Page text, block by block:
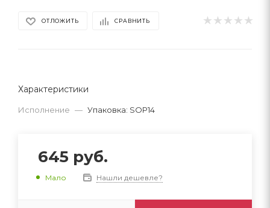
ОТЛОЖИТЬ СРАВНИТЬ
Характеристики
Исполнение — Упаковка: SOP14
645 руб.
Мало Нашли дешевле?